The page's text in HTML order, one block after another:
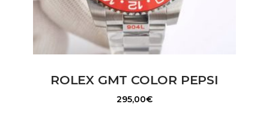
ROLEX GMT COLOR PEPSI
295,00€